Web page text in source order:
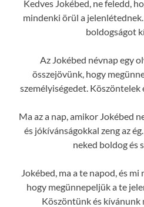
Kedves Jokébed, ne feledd,
mindenki örül a
boldogságot
Az Jokébed névnap egy
összejövünk, hogy
személyiségedet. Köszöntelek
Ma az a nap, amikor Jokébed
és jókívánságokkal zeng az
neked boldog és
Jokébed, ma a te napod, és
hogy megünnepeljük a te
Köszöntünk és kívánunk